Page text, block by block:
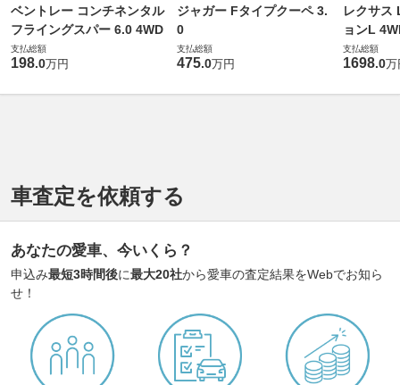
ベントレー コンチネンタル
フライングスパー 6.0 4WD
支払総額
198.0万円
ジャガー Fタイプクーペ 3.
0
支払総額
475.0万円
レクサス
ョンL
支払総額
1698.0万
車査定を依頼する
あなたの愛車、今いくら？
申込み最短3時間後に最大20社から愛車の査定結果をWebでお知ら
せ！